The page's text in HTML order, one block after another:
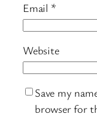
Email *
Website
Save my
browser for